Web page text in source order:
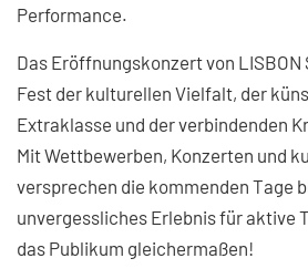
Performance.
Das Eröffnungskonzert von LISBON
Fest der kulturellen Vielfalt, der
Extraklasse und der verbindenden
Mit Wettbewerben, Konzerten und
versprechen die kommenden Tage
unvergessliches Erlebnis für aktive
das Publikum gleichermaßen!